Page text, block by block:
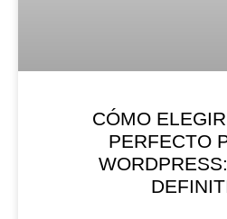
CÓMO
PERFECTO